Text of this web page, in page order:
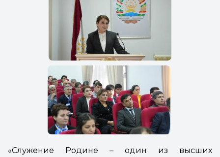
«Служение Родине – один из высших